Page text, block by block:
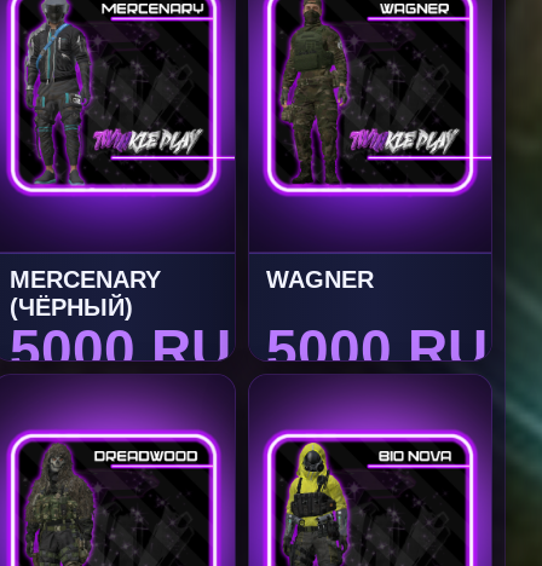
MERCENARY
(ЧЁРНЫЙ)
5000 RUB
WAGNER
5000 RUB